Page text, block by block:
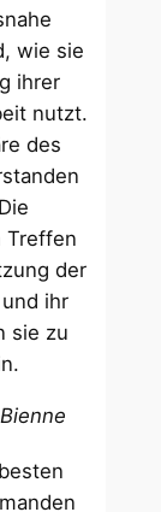
wie sie
ihrer
nutzt.
des
Treffen
der
ihr
sie zu